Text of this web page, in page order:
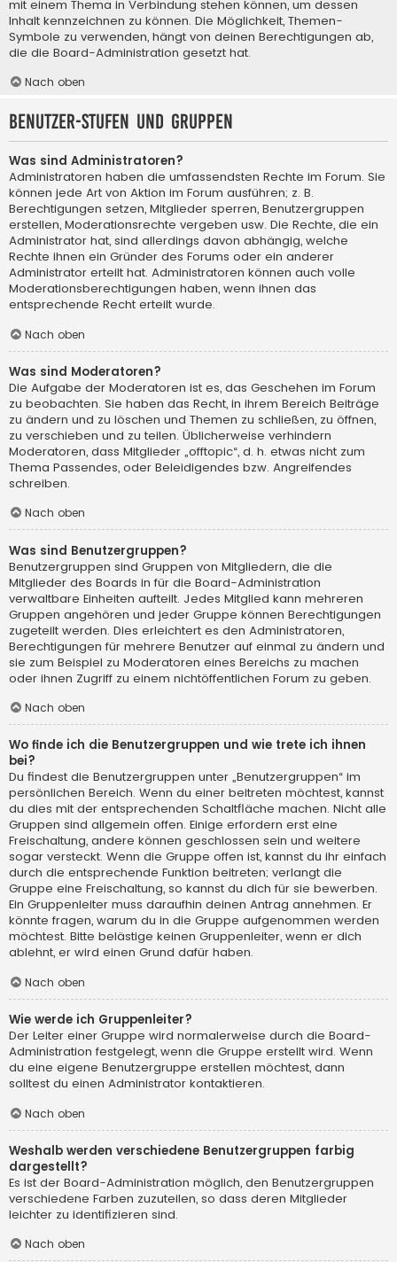
mit einem Thema in Verbindung stehen können, um dessen
Inhalt kennzeichnen zu können. Die Möglichkeit, Themen-
Symbole zu verwenden, hängt von deinen Berechtigungen ab,
die die Board-Administration gesetzt hat.
Nach oben
Benutzer-Stufen und Gruppen
Was sind Administratoren?
Administratoren haben die umfassendsten Rechte im Forum. Sie
können jede Art von Aktion im Forum ausführen; z. B.
Berechtigungen setzen, Mitglieder sperren, Benutzergruppen
erstellen, Moderationsrechte vergeben usw. Die Rechte, die ein
Administrator hat, sind allerdings davon abhängig, welche
Rechte ihnen ein Gründer des Forums oder ein anderer
Administrator erteilt hat. Administratoren können auch volle
Moderationsberechtigungen haben, wenn ihnen das
entsprechende Recht erteilt wurde.
Nach oben
Was sind Moderatoren?
Die Aufgabe der Moderatoren ist es, das Geschehen im Forum
zu beobachten. Sie haben das Recht, in ihrem Bereich Beiträge
zu ändern und zu löschen und Themen zu schließen, zu öffnen,
zu verschieben und zu teilen. Üblicherweise verhindern
Moderatoren, dass Mitglieder „offtopic“, d. h. etwas nicht zum
Thema Passendes, oder Beleidigendes bzw. Angreifendes
schreiben.
Nach oben
Was sind Benutzergruppen?
Benutzergruppen sind Gruppen von Mitgliedern, die die
Mitglieder des Boards in für die Board-Administration
verwaltbare Einheiten aufteilt. Jedes Mitglied kann mehreren
Gruppen angehören und jeder Gruppe können Berechtigungen
zugeteilt werden. Dies erleichtert es den Administratoren,
Berechtigungen für mehrere Benutzer auf einmal zu ändern und
sie zum Beispiel zu Moderatoren eines Bereichs zu machen
oder ihnen Zugriff zu einem nichtöffentlichen Forum zu geben.
Nach oben
Wo finde ich die Benutzergruppen und wie trete ich ihnen
bei?
Du findest die Benutzergruppen unter „Benutzergruppen“ im
persönlichen Bereich. Wenn du einer beitreten möchtest, kannst
du dies mit der entsprechenden Schaltfläche machen. Nicht alle
Gruppen sind allgemein offen. Einige erfordern erst eine
Freischaltung, andere können geschlossen sein und weitere
sogar versteckt. Wenn die Gruppe offen ist, kannst du ihr einfach
durch die entsprechende Funktion beitreten; verlangt die
Gruppe eine Freischaltung, so kannst du dich für sie bewerben.
Ein Gruppenleiter muss daraufhin deinen Antrag annehmen. Er
könnte fragen, warum du in die Gruppe aufgenommen werden
möchtest. Bitte belästige keinen Gruppenleiter, wenn er dich
ablehnt, er wird einen Grund dafür haben.
Nach oben
Wie werde ich Gruppenleiter?
Der Leiter einer Gruppe wird normalerweise durch die Board-
Administration festgelegt, wenn die Gruppe erstellt wird. Wenn
du eine eigene Benutzergruppe erstellen möchtest, dann
solltest du einen Administrator kontaktieren.
Nach oben
Weshalb werden verschiedene Benutzergruppen farbig
dargestellt?
Es ist der Board-Administration möglich, den Benutzergruppen
verschiedene Farben zuzuteilen, so dass deren Mitglieder
leichter zu identifizieren sind.
Nach oben